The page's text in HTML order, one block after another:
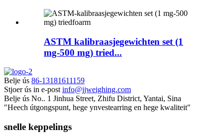
ASTM kalibraasjegewichten set (1
mg-500 mg) tried...
Belje ús 86-13181611159
Stjoer ús in e-post info@jjweighing.com
Belje ús No.. 1 Jinhua Street, Zhifu District, Yantai, Sina
"Heech útgongspunt, hege ynvestearring en hege kwaliteit"
snelle keppelings